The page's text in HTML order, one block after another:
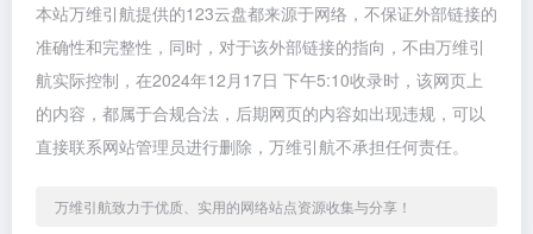
本站万维引航提供的123云盘都来源于网络，不保证外部链接的
准确性和完整性，同时，对于该外部链接的指向，不由万维引
航实际控制，在2024年12月17日 下午5:10收录时，该网页上
的内容，都属于合规合法，后期网页的内容如出现违规，可以
直接联系网站管理员进行删除，万维引航不承担任何责任。
万维引航致力于优质、实用的网络站点资源收集与分享！